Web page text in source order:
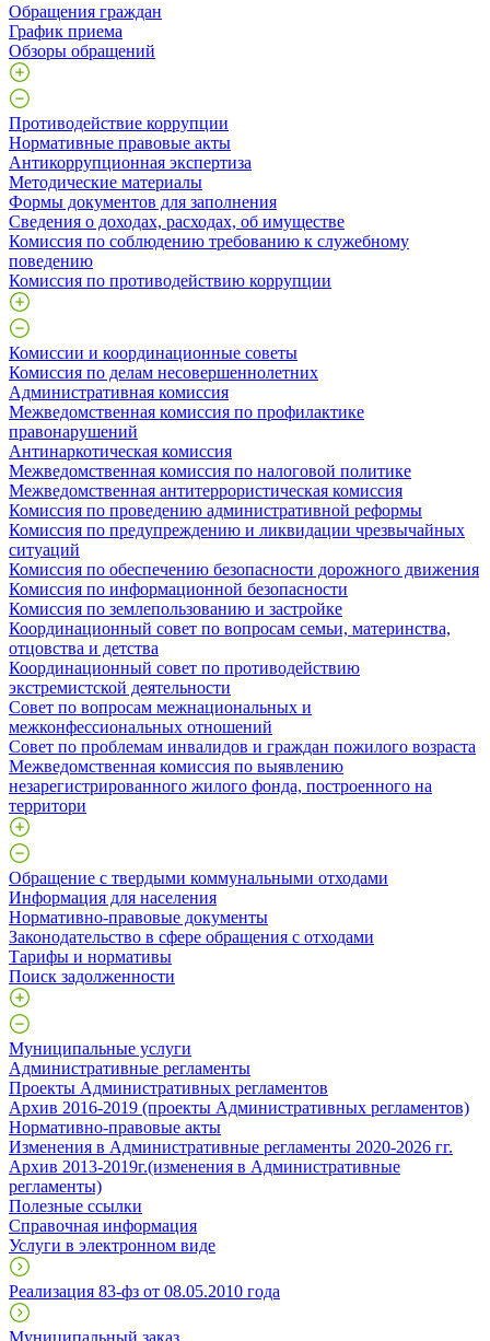
Обращения граждан
График приема
Обзоры обращений
Противодействие коррупции
Нормативные правовые акты
Антикоррупционная экспертиза
Методические материалы
Формы документов для заполнения
Сведения о доходах, расходах, об имуществе
Комиссия по соблюдению требованию к служебному
поведению
Комиссия по противодействию коррупции
Комиссии и координационные советы
Комиссия по делам несовершеннолетних
Административная комиссия
Межведомственная комиссия по профилактике
правонарушений
Антинаркотическая комиссия
Межведомственная комиссия по налоговой политике
Межведомственная антитеррористическая комиссия
Комиссия по проведению административной реформы
Комиссия по предупреждению и ликвидации чрезвычайных
ситуаций
Комиссия по обеспечению безопасности дорожного движения
Комиссия по информационной безопасности
Комиссия по землепользованию и застройке
Координационный совет по вопросам семьи, материнства,
отцовства и детства
Координационный совет по противодействию
экстремистской деятельности
Совет по вопросам межнациональных и
межконфессиональных отношений
Совет по проблемам инвалидов и граждан пожилого возраста
Межведомственная комиссия по выявлению
незарегистрированного жилого фонда, построенного на
территори
Обращение с твердыми коммунальными отходами
Информация для населения
Нормативно-правовые документы
Законодательство в сфере обращения с отходами
Тарифы и нормативы
Поиск задолженности
Муниципальные услуги
Административные регламенты
Проекты Административных регламентов
Архив 2016-2019 (проекты Административных регламентов)
Нормативно-правовые акты
Изменения в Административные регламенты 2020-2026 гг.
Архив 2013-2019г.(изменения в Административные
регламенты)
Полезные ссылки
Справочная информация
Услуги в электронном виде
Реализация 83-фз от 08.05.2010 года
Муниципальный заказ